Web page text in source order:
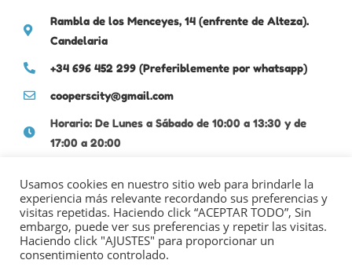
Rambla de los Menceyes, 14 (enfrente de Alteza).
Candelaria
+34 696 452 299 (Preferiblemente por whatsapp)
cooperscity@gmail.com
Horario: De Lunes a Sábado de 10:00 a 13:30 y de
17:00 a 20:00
Usamos cookies en nuestro sitio web para brindarle la
experiencia más relevante recordando sus preferencias y
visitas repetidas. Haciendo click “ACEPTAR TODO”, Sin
embargo, puede ver sus preferencias y repetir las visitas.
Haciendo click "AJUSTES" para proporcionar un
consentimiento controlado.